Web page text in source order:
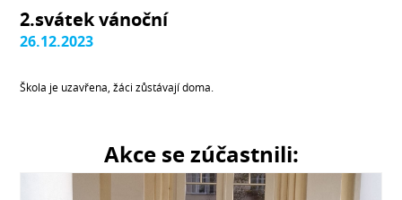
2.svátek vánoční
26.12.2023
Škola je uzavřena, žáci zůstávají doma.
Akce se zúčastnili: